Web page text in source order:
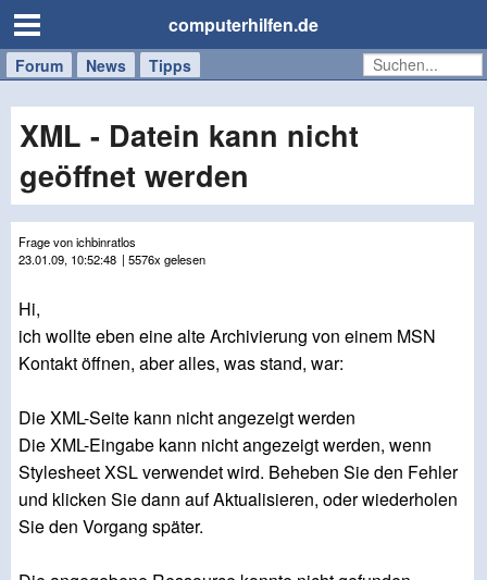
computerhilfen.de
Forum News Tipps
Handy
Tablet
Windows
Mac
XML - Datein kann nicht
geöffnet werden
Frage von ichbinratlos
23.01.09, 10:52:48 | 5576x gelesen
Hi,
ich wollte eben eine alte Archivierung von einem MSN
Kontakt öffnen, aber alles, was stand, war:
Die XML-Seite kann nicht angezeigt werden
Die XML-Eingabe kann nicht angezeigt werden, wenn
Stylesheet XSL verwendet wird. Beheben Sie den Fehler
und klicken Sie dann auf Aktualisieren, oder wiederholen
Sie den Vorgang später.